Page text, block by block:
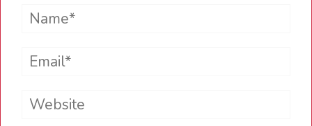
Name*
Email*
Website